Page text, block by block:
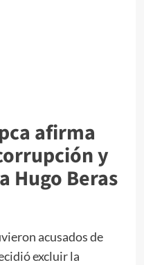
afirma
y
Hugo Beras
acusados de
excluir la